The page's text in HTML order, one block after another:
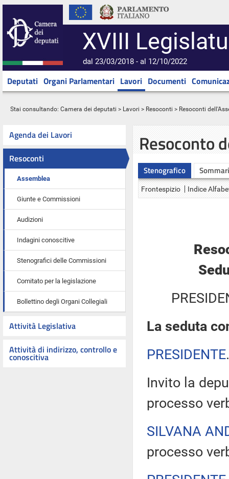
XVIII
dal 23/03/2018 - al 12/10/2022
Deputati Organi Parlamentari Lavori Documenti
Stai consultando: Camera dei deputati > Lavori > Resoconti > Resoconti
Agenda dei Lavori
Resoconti
Assemblea
Giunte e Commissioni
Audizioni
Indagini conoscitive
Stenografici delle Commissioni
Comitato per la legislazione
Bollettino degli Organi Collegiali
Attività Legislativa
Attività di indirizzo, controllo e
conoscitiva
Resoconto
Stenografico
Frontespizio Indice
La seduta
PRESIDENTE
Invito la
processo
SILVANA
processo